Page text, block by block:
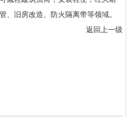
旧房改造、防火隔离带等领域。
返回上一级